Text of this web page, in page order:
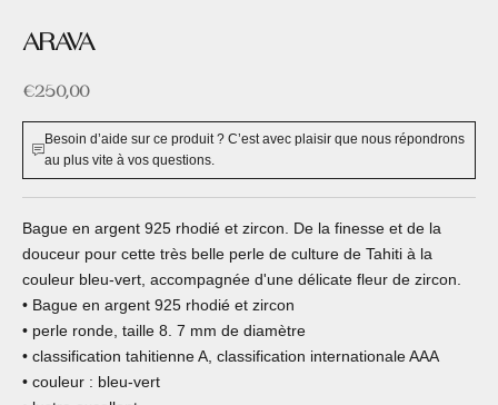
ARAVA
Prix de vente
€250,00
Besoin d’aide sur ce produit ? C’est avec plaisir que nous répondrons
au plus vite à vos questions.
Bague en argent 925 rhodié et zircon. De la finesse et de la
douceur pour cette très belle perle de culture de Tahiti à la
couleur bleu-vert, accompagnée d'une délicate fleur de zircon.
• Bague en argent 925 rhodié et zircon
• perle ronde, taille 8. 7 mm de diamètre
• classification tahitienne A, classification internationale AAA
• couleur : bleu-vert